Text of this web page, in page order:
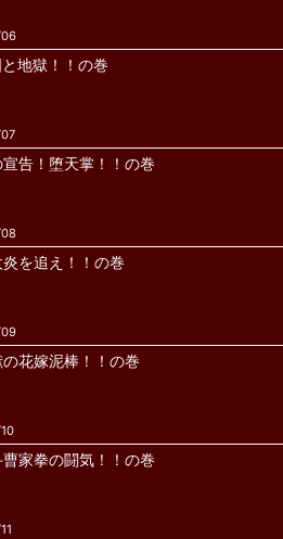
地獄！！の巻
告！堕天掌！！の巻
を追え！！の巻
花嫁泥棒！！の巻
家拳の闘気！！の巻